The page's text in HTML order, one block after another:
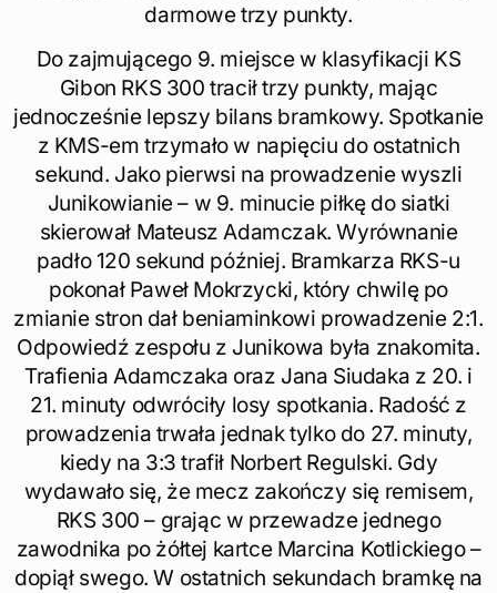
darmowe trzy punkty.
Do zajmującego 9. miejsce w klasyfikacji KS
Gibon RKS 300 tracił trzy punkty, mając
jednocześnie lepszy bilans bramkowy. Spotkanie
z KMS-em trzymało w napięciu do ostatnich
sekund. Jako pierwsi na prowadzenie wyszli
Junikowianie – w 9. minucie piłkę do siatki
skierował Mateusz Adamczak. Wyrównanie
padło 120 sekund później. Bramkarza RKS-u
pokonał Paweł Mokrzycki, który chwilę po
zmianie stron dał beniaminkowi prowadzenie 2:1.
Odpowiedź zespołu z Junikowa była znakomita.
Trafienia Adamczaka oraz Jana Siudaka z 20. i
21. minuty odwróciły losy spotkania. Radość z
prowadzenia trwała jednak tylko do 27. minuty,
kiedy na 3:3 trafił Norbert Regulski. Gdy
wydawało się, że mecz zakończy się remisem,
RKS 300 – grając w przewadze jednego
zawodnika po żółtej kartce Marcina Kotlickiego –
dopiął swego. W ostatnich sekundach bramkę na